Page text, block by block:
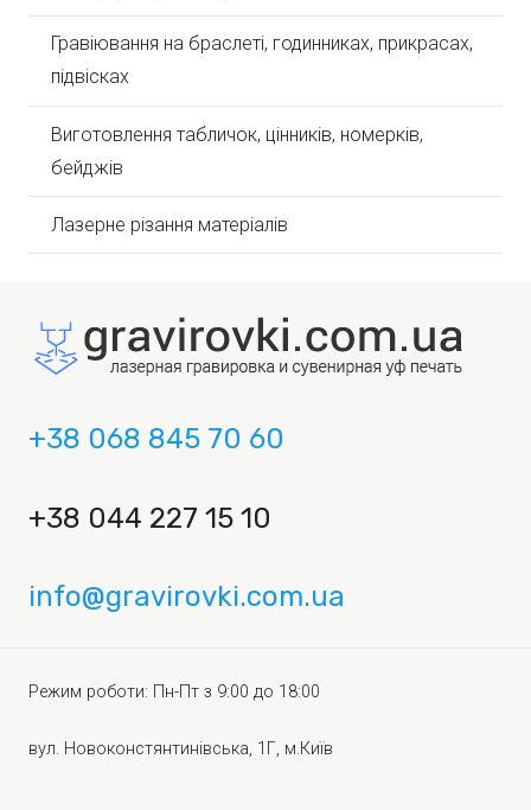
Гравіювання на браслеті, годинниках, прикрасах,
підвісках
Виготовлення табличок, цінників, номерків,
бейджів
Лазерне різання матеріалів
+38 068 845 70 60
+38 044 227 15 10
info@gravirovki.com.ua
Режим роботи: Пн-Пт з 9:00 до 18:00
вул. Новоконстянтинівська, 1Г, м.Київ